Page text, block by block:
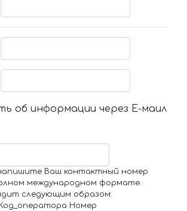
об информации через Е-маил
Ваш контактный номер
международном формате.
следующим образом:
Номер